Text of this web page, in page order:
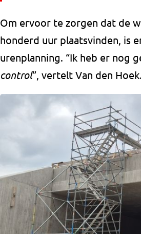
Om ervoor te zorgen dat de
honderd uur plaatsvinden, is
urenplanning. “Ik heb er nog
control”, vertelt Van den Hoek.